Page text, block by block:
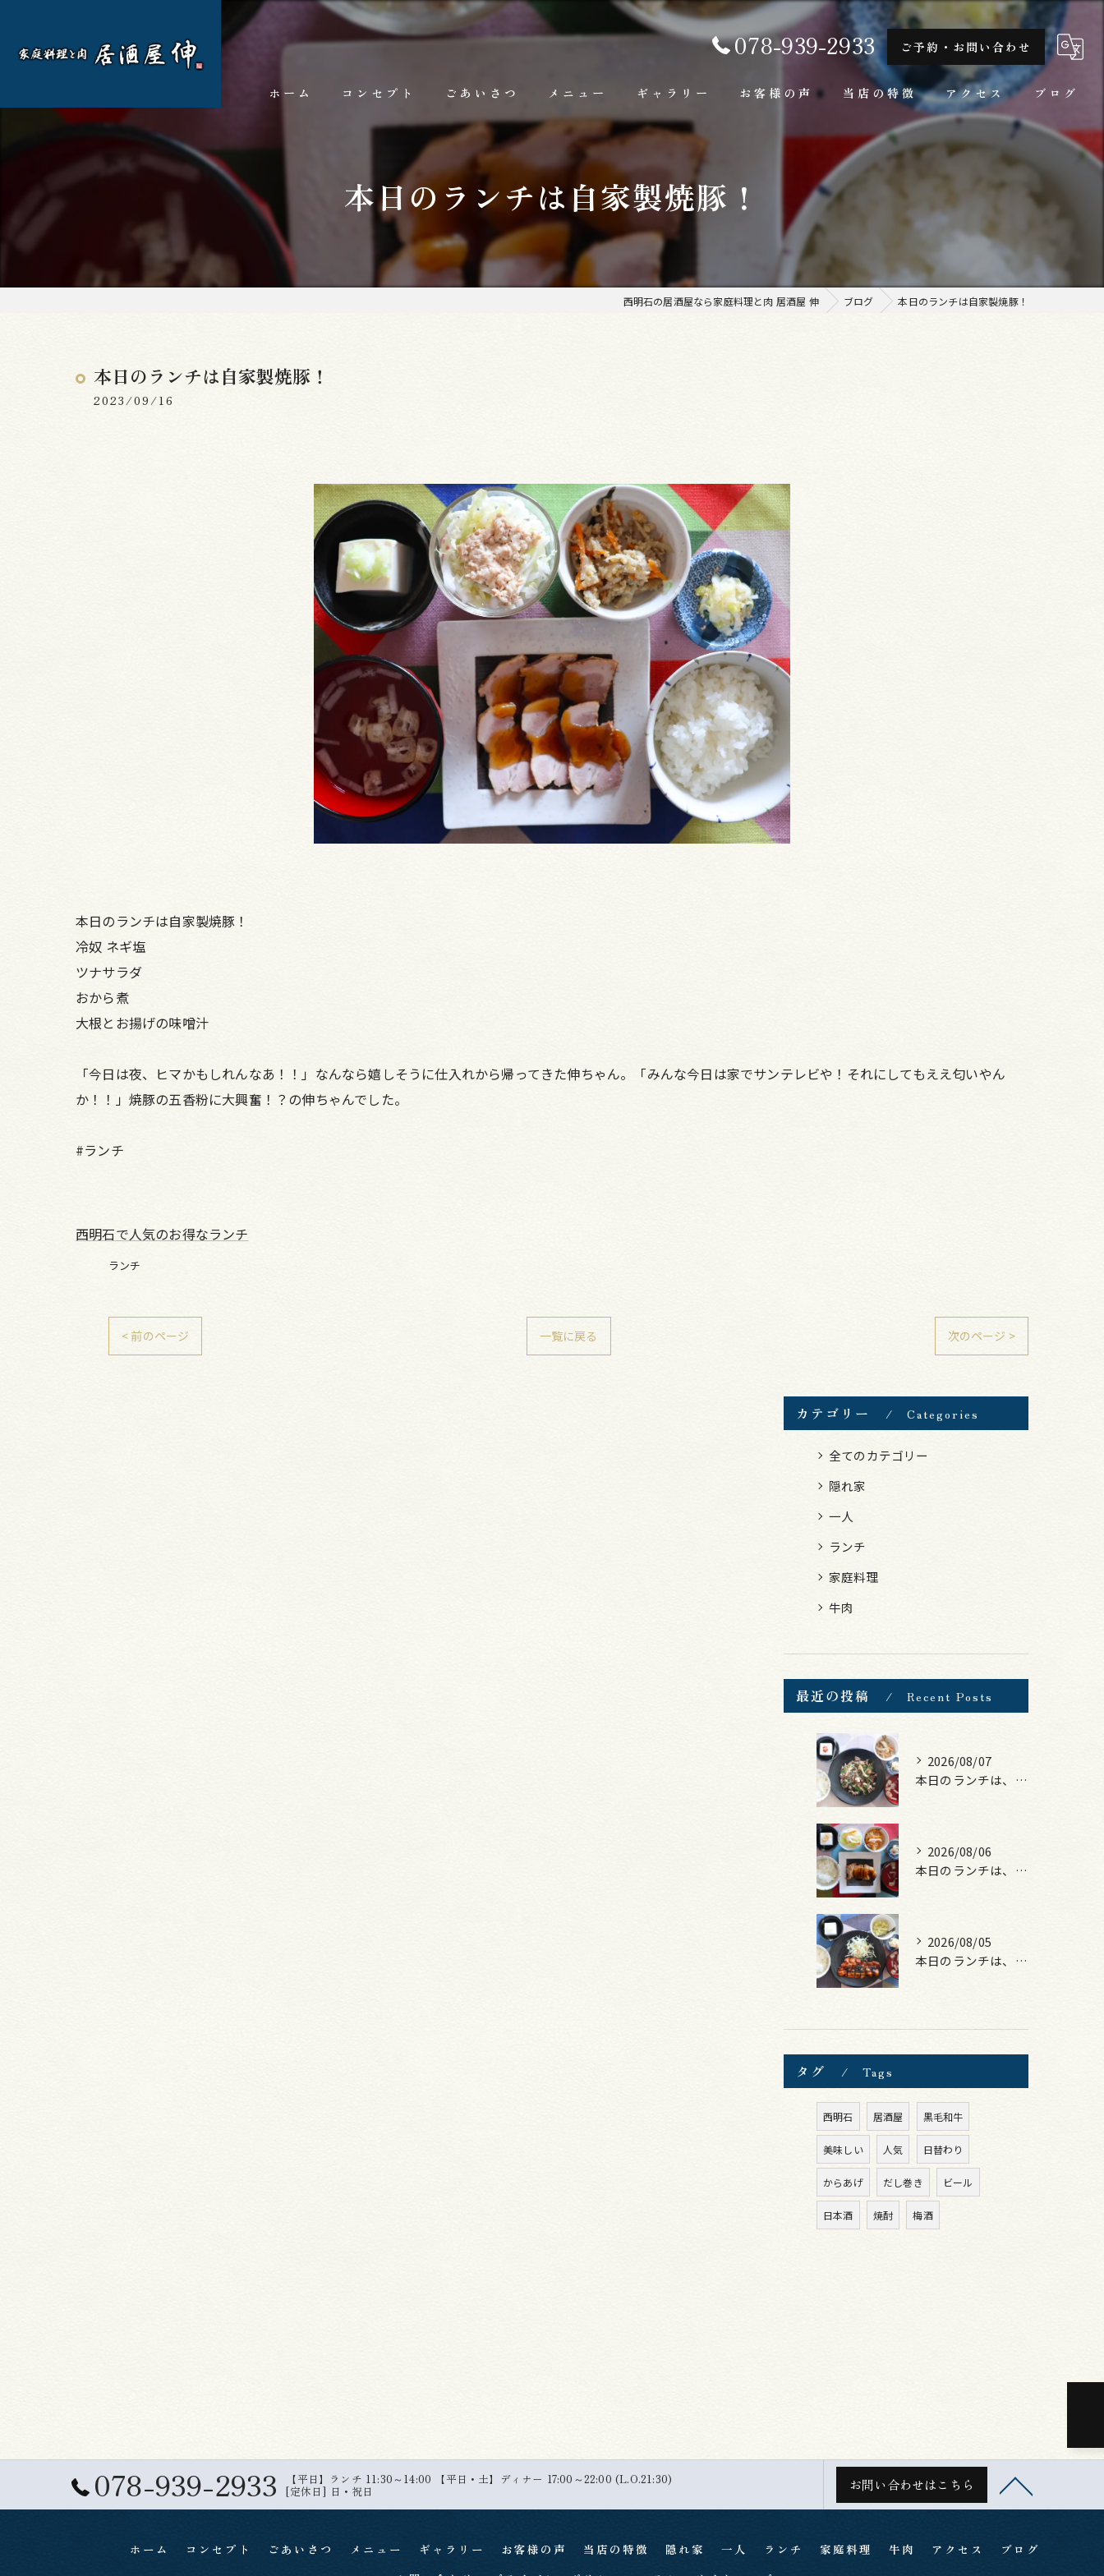
078-939-2933 ご予約・お問い合わせ
ホーム コンセプト ごあいさつ メニュー
ランチ
お料理
お飲み物
ギャラリー お客様の声 当店の特徴
隠れ家
一人
家庭料理
牛肉
アクセス ブログ
本日のランチは自家製焼豚！
西明石の居酒屋なら家庭料理と肉 居酒屋 伸 ブログ 本日のランチは自家製焼豚！
本日のランチは自家製焼豚！
2023/09/16
本日のランチは自家製焼豚！
冷奴 ネギ塩
ツナサラダ
おから煮
大根とお揚げの味噌汁
「今日は夜、ヒマかもしれんなあ！！」なんなら嬉しそうに仕入れから帰ってきた伸ちゃん。「みんな今日は家でサンテレビや！それにしてもええ匂いやん
か！！」焼豚の五香粉に大興奮！？の伸ちゃんでした。
#ランチ
西明石で人気のお得なランチ
ランチ
< 前のページ 一覧に戻る 次のページ >
カテゴリー Categories
全てのカテゴリー
隠れ家
一人
ランチ
家庭料理
牛肉
最近の投稿 Recent Posts
2026/08/07
本日のランチは、黒毛和牛のチャプチェ！
2026/08/06
本日のランチは、照焼きチキン！
2026/08/05
本日のランチは、ロース豚カツ梅はさみ！
タグ Tags
西明石 居酒屋 黒毛和牛
美味しい 人気 日替わり
からあげ だし巻き ビール
日本酒 焼酎 梅酒
078-939-2933 【平日】ランチ 11:30～14:00 【平日・土】ディナー 17:00～22:00 (L.O.21:30)
[定休日] 日・祝日 お問い合わせはこちら
ホーム コンセプト ごあいさつ メニュー ギャラリー お客様の声 当店の特徴 隠れ家 一人 ランチ 家庭料理 牛肉 アクセス
ブログ